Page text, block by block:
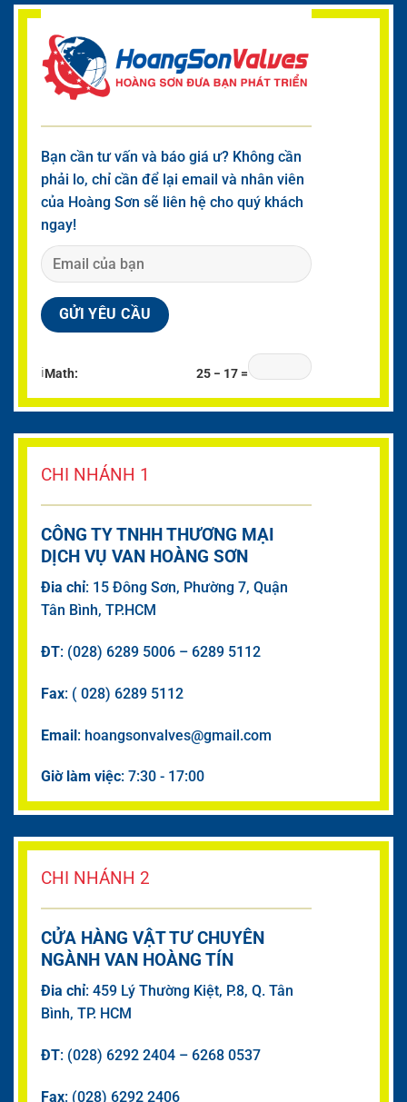
Bạn cần tư vấn và báo giá ư? Không cần
phải lo, chỉ cần để lại email và nhân viên
của Hoàng Sơn sẽ liên hệ cho quý khách
ngay!
ℹMath: 25 − 17 =
CHI NHÁNH 1
CÔNG TY TNHH THƯƠNG MẠI
DỊCH VỤ VAN HOÀNG SƠN
Đia chỉ: 15 Đông Sơn, Phường 7, Quận
Tân Bình, TP.HCM
ĐT: (028) 6289 5006 – 6289 5112
Fax: ( 028) 6289 5112
Email: hoangsonvalves@gmail.com
Giờ làm việc: 7:30 - 17:00
CHI NHÁNH 2
CỬA HÀNG VẬT TƯ CHUYÊN
NGÀNH VAN HOÀNG TÍN
Đia chỉ: 459 Lý Thường Kiệt, P.8, Q. Tân
Bình, TP. HCM
ĐT: (028) 6292 2404 – 6268 0537
Fax: (028) 6292 2406